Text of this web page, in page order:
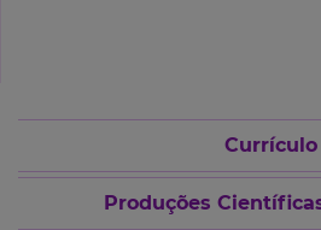
Currículo
Produções